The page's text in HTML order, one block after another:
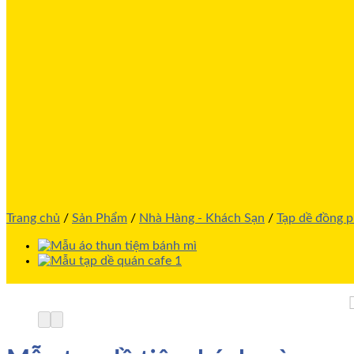
Trang chủ / Sản Phẩm / Nhà Hàng - Khách Sạn / Tạp dề đồng